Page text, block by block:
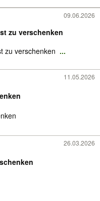
09.06.2026
zu verschenken
zu verschenken ...
11.05.2026
26.03.2026